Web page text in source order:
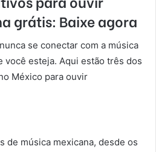
grátis: Baixe agora
se conectar com a música
você esteja. Aqui estão três dos
México para ouvir
de música mexicana, desde os